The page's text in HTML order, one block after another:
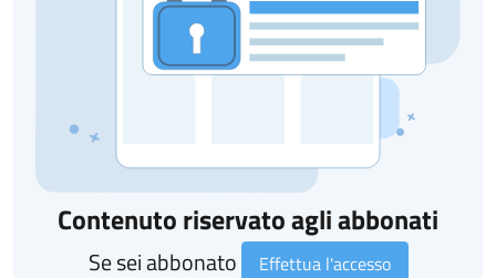
Contenuto riservato agli abbonati
Se sei abbonato Effettua l'accesso